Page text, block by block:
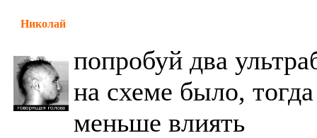
Николай
попробуй два
на схеме было,
меньше влиять